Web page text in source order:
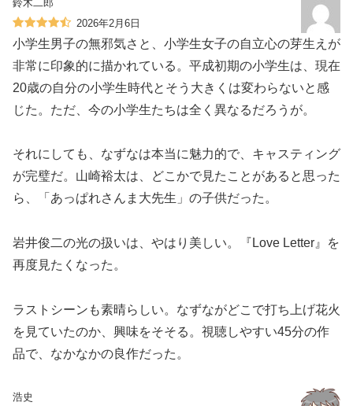
鈴木二郎
2026年2月6日
小学生男子の無邪気さと、小学生女子の自立心の芽生えが
非常に印象的に描かれている。平成初期の小学生は、現在
20歳の自分の小学生時代とそう大きくは変わらないと感
じた。ただ、今の小学生たちは全く異なるだろうが。
それにしても、なずなは本当に魅力的で、キャスティング
が完璧だ。山崎裕太は、どこかで見たことがあると思った
ら、「あっぱれさんま大先生」の子供だった。
岩井俊二の光の扱いは、やはり美しい。『Love Letter』を
再度見たくなった。
ラストシーンも素晴らしい。なずながどこで打ち上げ花火
を見ていたのか、興味をそそる。視聴しやすい45分の作
品で、なかなかの良作だった。
浩史